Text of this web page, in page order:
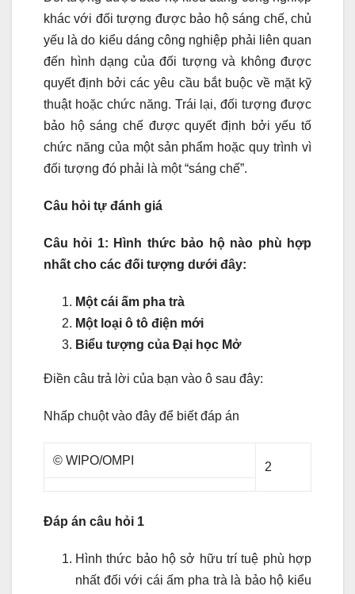
khác với đối tượng được bảo hộ sáng chế, chủ
yếu là do kiểu dáng công nghiệp phải liên quan
đến hình dạng của đối tượng và không được
quyết định bởi các yêu cầu bắt buộc về mặt kỹ
thuật hoặc chức năng. Trái lại, đối tượng được
bảo hộ sáng chế được quyết định bởi yếu tố
chức năng của một sản phẩm hoặc quy trình vì
đối tượng đó phải là một “sáng chế”.
Câu hỏi tự đánh giá
Câu hỏi 1: Hình thức bảo hộ nào phù hợp
nhất cho các đối tượng dưới đây:
Một cái ấm pha trà
Một loại ô tô điện mới
Biểu tượng của Đại học Mở
Điền câu trả lời của bạn vào ô sau đây:
Nhấp chuột vào đây để biết đáp án
© WIPO/OMPI 2
Đáp án câu hỏi 1
Hình thức bảo hộ sở hữu trí tuệ phù hợp
nhất đối với cái ấm pha trà là bảo hộ kiểu